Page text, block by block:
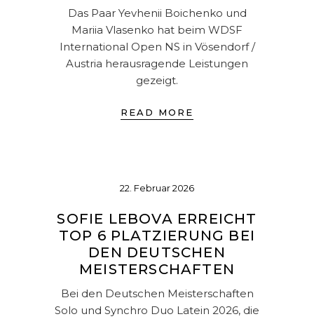
Das Paar Yevhenii Boichenko und
Mariia Vlasenko hat beim WDSF
International Open NS in Vösendorf /
Austria herausragende Leistungen
gezeigt.
READ MORE
22. Februar 2026
SOFIE LEBOVA ERREICHT
TOP 6 PLATZIERUNG BEI
DEN DEUTSCHEN
MEISTERSCHAFTEN
Bei den Deutschen Meisterschaften
Solo und Synchro Duo Latein 2026, die